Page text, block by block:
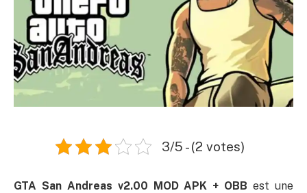
3/5 - (2 votes)
GTA San Andreas v2.00 MOD APK + OBB est une